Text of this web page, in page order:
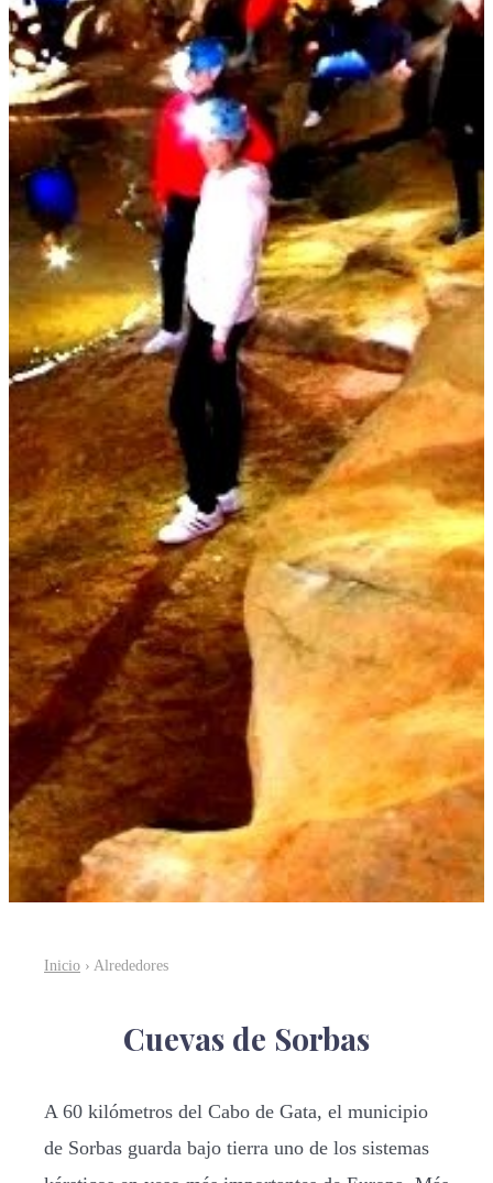
Inicio › Alrededores
Cuevas de Sorbas
A 60 kilómetros del Cabo de Gata, el municipio
de Sorbas guarda bajo tierra uno de los sistemas